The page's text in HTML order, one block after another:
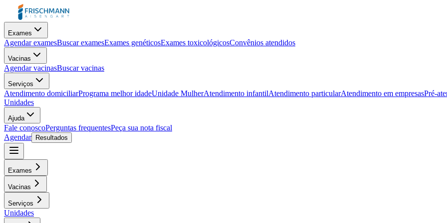
Exames
Agendar examesBuscar examesExames genéticosExames toxicológicosConvênios atendidos
Vacinas
Agendar vacinasBuscar vacinas
Serviços
Atendimento domiciliarPrograma melhor idadeUnidade MulherAtendimento infantilAtendimento particularAtendimento em empresasPré-
Unidades
Ajuda
Fale conoscoPerguntas frequentesPeça sua nota fiscal
Agendar
Resultados
Exames
Vacinas
Serviços
Unidades